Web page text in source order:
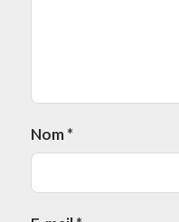
Nom*